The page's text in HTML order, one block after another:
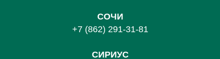
СОЧИ
+7 (862) 291-31-81
СИРИУС